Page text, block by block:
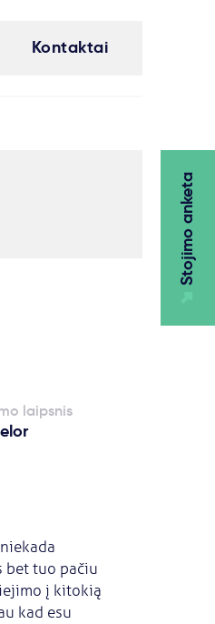
Kontaktai
Stojimo anketa
laipsnis
bet tuo pačiu
į kitokią
kad esu